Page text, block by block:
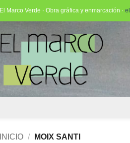
El Marco Verde · Obra gráfica y enmarcación ·
INICIO / MOIX SANTI